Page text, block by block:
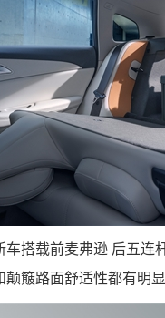
车搭载前麦弗逊 后五连
簸路面舒适性都有明